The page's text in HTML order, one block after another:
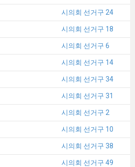
시의회 선거구 24
시의회 선거구 18
시의회 선거구 6
시의회 선거구 14
시의회 선거구 34
시의회 선거구 31
시의회 선거구 2
시의회 선거구 10
시의회 선거구 38
시의회 선거구 49